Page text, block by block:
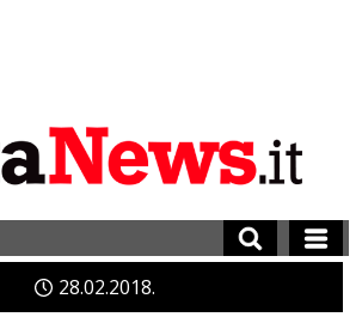
2802 2018